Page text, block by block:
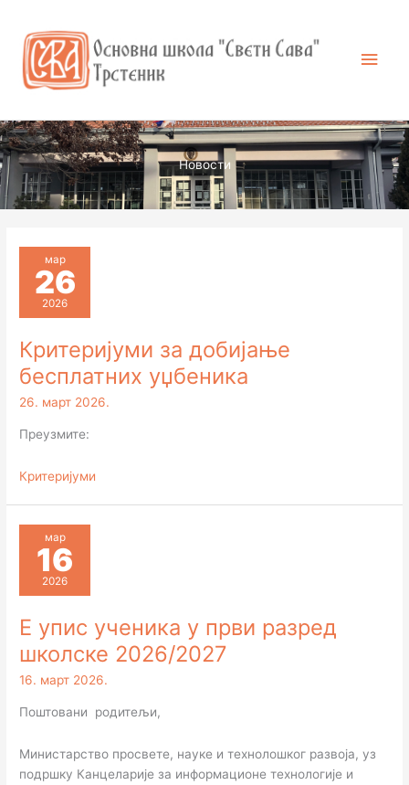
садржај
Новости
мар
26
2026
Критеријуми за добијање
бесплатних уџбеника
26. март 2026.
Преузмите:
Критеријуми
мар
16
2026
Е упис ученика у први разред
школске 2026/2027
16. март 2026.
Поштовани родитељи,
Министарство просвете, науке и технолошког развоја, уз
подршку Канцеларије за информационе технологије и